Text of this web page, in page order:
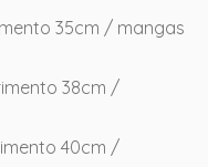
35cm / mangas
38cm /
40cm /